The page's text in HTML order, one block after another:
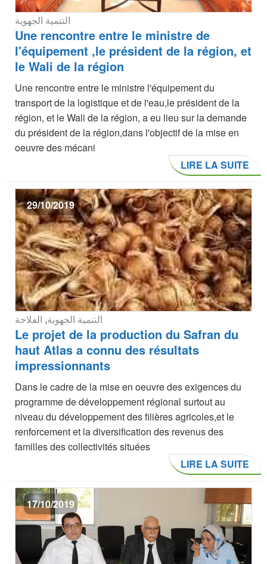
التنمية الجهوية
Une rencontre entre le ministre de
l'équipement ,le président de la région, et
le Wali de la région
Une rencontre entre le ministre l'équipement du
transport de la logistique et de l'eau,le président de la
région, et le Wali de la région, a eu lieu sur la demande
du président de la région,dans l'objectif de la mise en
oeuvre des mécani
LIRE LA SUITE
29/10/2019
التنمية الجهوية, الفلاحة
Le projet de la production du Safran du
haut Atlas a connu des résultats
impressionnants
Dans le cadre de la mise en oeuvre des exigences du
programme de développement régional surtout au
niveau du développement des filières agricoles,et le
renforcement et la diversification des revenus des
familles des collectivités situées
LIRE LA SUITE
17/10/2019